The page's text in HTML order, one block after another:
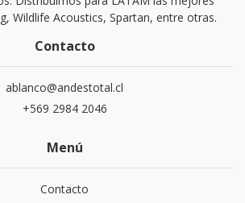
Wildlife Acoustics, Spartan, entre otras.
Contacto
ablanco@andestotal.cl
‪+569 2984 2046‬
Menú
Contacto